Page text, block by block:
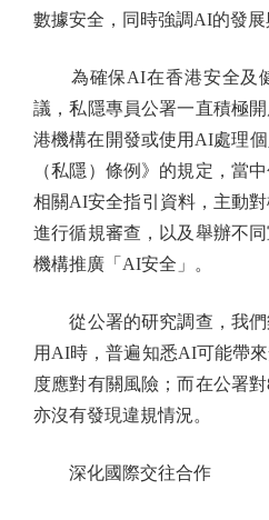
數據安全，同時強調AI的發展
為確保AI在香港安全及
議，私隱專員公署一直積極
港機構在開發或使用AI處理
（私隱）條例》的規定，當
相關AI安全指引資料，主動
進行循規審查，以及舉辦不
機構推廣「AI安全」。
從公署的研究調查，我們
用AI時，普遍知悉AI可能帶
度應對有關風險；而在公署
亦沒有發現違規情況。
深化國際交往合作